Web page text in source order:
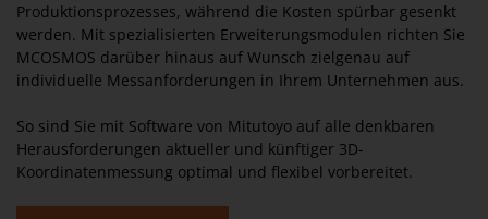
Produktionsprozesses, während die Kosten spürbar gesenkt
werden. Mit spezialisierten Erweiterungsmodulen richten Sie
MCOSMOS darüber hinaus auf Wunsch zielgenau auf
individuelle Messanforderungen in Ihrem Unternehmen aus.
So sind Sie mit Software von Mitutoyo auf alle denkbaren
Herausforderungen aktueller und künftiger 3D-
Koordinatenmessung optimal und flexibel vorbereitet.